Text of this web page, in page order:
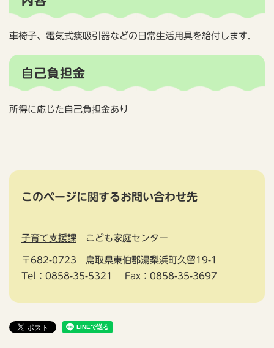
車椅子、電気式痰吸引器などの日常生活用具を給付します.
自己負担金
所得に応じた自己負担金あり
このページに関するお問い合わせ先
子育て支援課 こども家庭センター
〒682-0723
鳥取県東伯郡湯梨浜町久留19-1
Tel：0858-35-5321
Fax：0858-35-3697